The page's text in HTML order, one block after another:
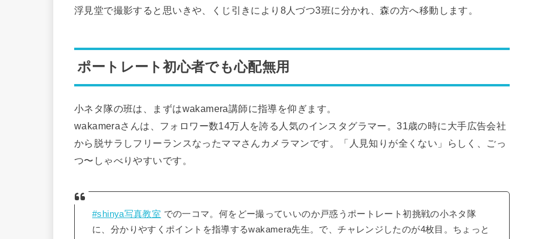
浮見堂で撮影すると思いきや、くじ引きにより8人づつ3班に分かれ、森の方へ移動します。
ポートレート初心者でも心配無用
小ネタ隊の班は、まずはwakamera講師に指導を仰ぎます。
wakameraさんは、フォロワー数14万人を誇る人気のインスタグラマー。31歳の時に大手広告会社
から脱サラしフリーランスなったママさんカメラマンです。「人見知りが全くない」らしく、ごっ
つ〜しゃべりやすいです。
#shinya写真教室 での一コマ。何をどー撮っていいのか戸惑うポートレート初挑戦の小ネタ隊
に、分かりやすくポイントを指導するwakamera先生。で、チャレンジしたのが4枚目。ちょっと